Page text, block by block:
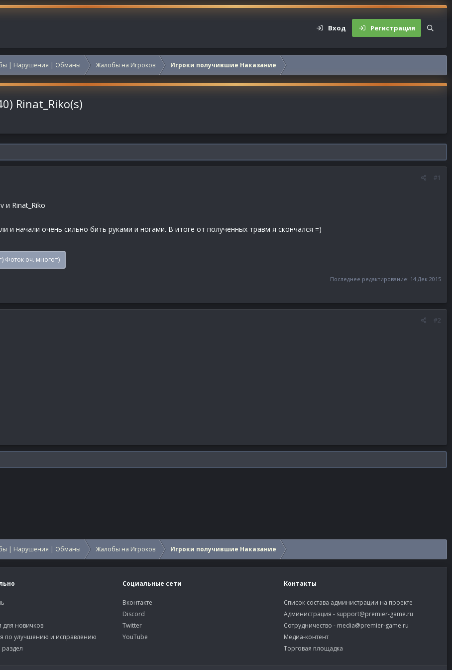
Вход Регистрация
| Нарушения | Обманы Жалобы на Игроков Игроки получившие Наказание
Rinat_Riko(s)
#1
и Rinat_Riko
и начали очень сильно бить руками и ногами. В итоге от полученных травм я скончался =)
Фоток оч. много=)
Последнее редактирование: 14 Дек 2015
#2
| Нарушения | Обманы Жалобы на Игроков Игроки получившие Наказание
новичков
по улучшению и исправлению
Социальные сети
Вконтакте
Discord
Twitter
YouTube
Контакты
Список состава администрации на проекте
Администрация - support@premier-game.ru
Сотрудничество - media@premier-game.ru
Медиа-контент
Торговая площадка